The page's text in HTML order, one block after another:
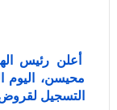
أعلن رئيس
التسجيل